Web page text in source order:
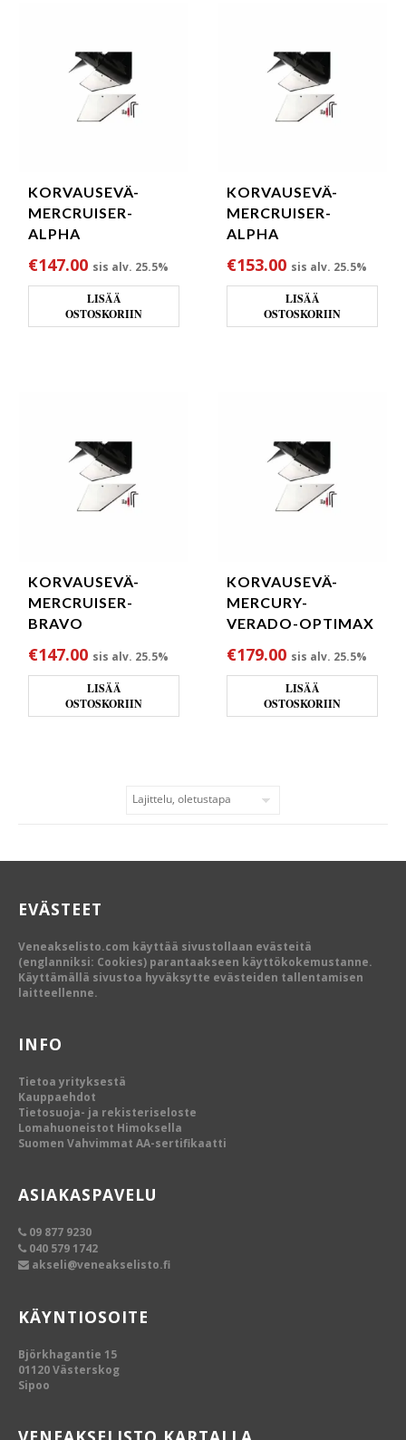
KORVAUSEVÄ-
MERCRUISER-
ALPHA
€147.00 sis alv. 25.5%
LISÄÄ
OSTOSKORIIN
KORVAUSEVÄ-
MERCRUISER-
ALPHA
€153.00 sis alv. 25.5%
LISÄÄ
OSTOSKORIIN
KORVAUSEVÄ-
MERCRUISER-
BRAVO
€147.00 sis alv. 25.5%
LISÄÄ
OSTOSKORIIN
KORVAUSEVÄ-
MERCURY-
VERADO-OPTIMAX
€179.00 sis alv. 25.5%
LISÄÄ
OSTOSKORIIN
EVÄSTEET
Veneakselisto.com käyttää sivustollaan evästeitä
(englanniksi: Cookies) parantaakseen käyttökokemustanne.
Käyttämällä sivustoa hyväksytte evästeiden tallentamisen
laitteellenne.
INFO
Tietoa yrityksestä
Kauppaehdot
Tietosuoja- ja rekisteriseloste
Lomahuoneistot Himoksella
Suomen Vahvimmat AA-sertifikaatti
ASIAKASPAVELU
09 877 9230
040 579 1742
akseli@veneakselisto.fi
KÄYNTIOSOITE
Björkhagantie 15
01120 Västerskog
Sipoo